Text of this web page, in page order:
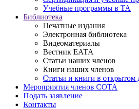
Учебные программы в ТА
Библиотека
Печатные издания
Электронная библиотека
Видеоматериалы
Вестник ЕАТА
Статьи наших членов
Книги наших членов
Статьи и книги в открытом
Мероприятия членов СОТА
Подать заявление
Контакты